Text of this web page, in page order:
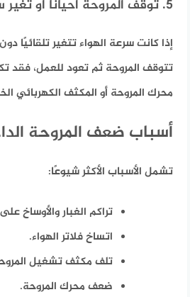
5. توقف المروحة أحيانًا أو تغير سرعتها
إذا كانت سرعة الهواء تتغير تلقائيًا
تتوقف المروحة ثم تعود للعمل،
محرك المروحة أو المكثف الكهربائي
أسباب ضعف المروحة
تشمل الأسباب الأكثر شيوعًا:
تراكم الغبار والأوساخ
اتساخ فلاتر الهواء.
تلف مكثف تشغيل
ضعف محرك المروحة.